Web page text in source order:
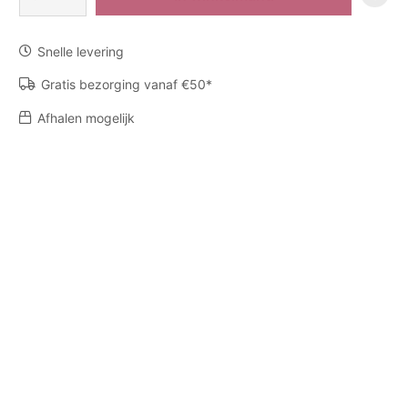
Zinnia
Perzik
aantal
Snelle levering
Gratis bezorging vanaf €50*
Afhalen mogelijk